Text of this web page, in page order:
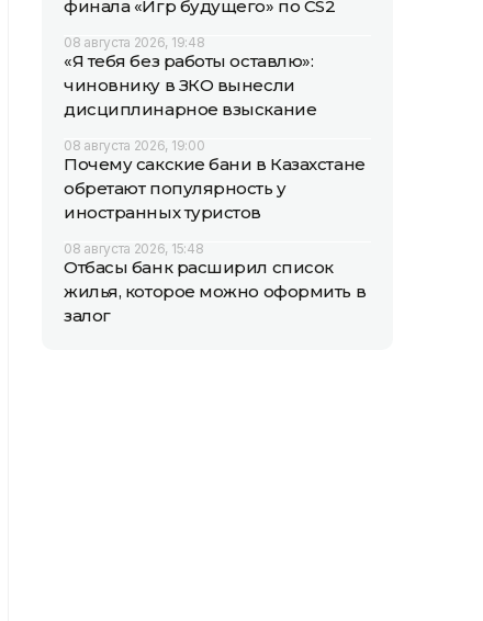
финала «Игр будущего» по CS2
08 августа 2026, 19:48
«Я тебя без работы оставлю»:
чиновнику в ЗКО вынесли
дисциплинарное взыскание
08 августа 2026, 19:00
Почему сакские бани в Казахстане
обретают популярность у
иностранных туристов
08 августа 2026, 15:48
Отбасы банк расширил список
жилья, которое можно оформить в
залог